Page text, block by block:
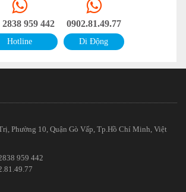
2838 959 442
Hotline
0902.81.49.77
Di Động
Phường 10, Quận Gò Vấp, Tp.Hồ Chí Minh, Việt
959 442